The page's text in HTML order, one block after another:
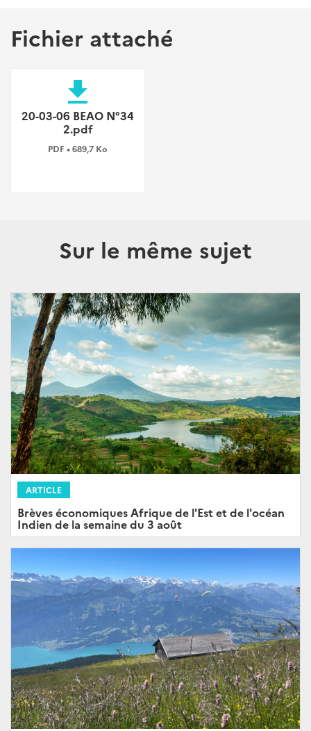
Fichier attaché
file_download
20-03-06 BEAO N°34
2.pdf
PDF • 689,7 Ko
Sur le même sujet
ARTICLE
Brèves économiques Afrique de l'Est et de l'océan
Indien de la semaine du 3 août